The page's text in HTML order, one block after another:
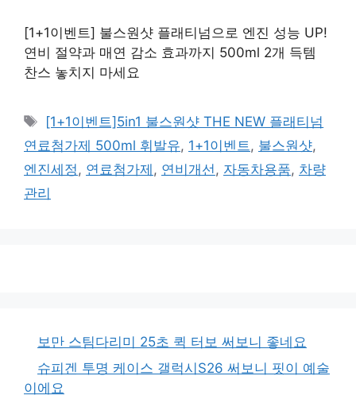
[1+1이벤트] 불스원샷 플래티넘으로 엔진 성능 UP!
연비 절약과 매연 감소 효과까지 500ml 2개 득템
찬스 놓치지 마세요
태
그
[1+1이벤트]5in1 불스원샷 THE NEW 플래티넘
연료첨가제 500ml 휘발유, 1+1이벤트 , 불스원샷,
엔진세정 , 연료첨가제 , 연비개선 , 자동차용품, 차량
관리
보만 스팀다리미 25초 퀵 터보 써보니 좋네요
슈피겐 투명 케이스 갤럭시S26 써보니 핏이 예술
이에요